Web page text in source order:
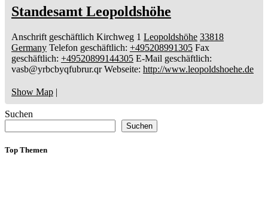
Standesamt Leopoldshöhe
Anschrift geschäftlich Kirchweg 1 Leopoldshöhe 33818
Germany Telefon geschäftlich: +495208991305 Fax
geschäftlich: +49520899144305 E-Mail geschäftlich:
vasb@yrbcbyqfubrur.qr Webseite: http://www.leopoldshoehe.de
Show Map |
Suchen
Suchen
Top Themen